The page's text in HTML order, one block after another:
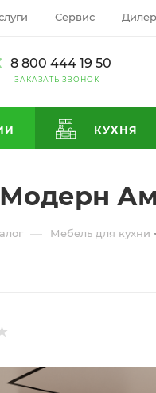
Сервис
8 800 444 19 50
ЗАКАЗАТЬ ЗВОНОК
КУХНЯ
— Мебель для кухни